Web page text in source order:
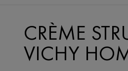
CRÈME
VICHY